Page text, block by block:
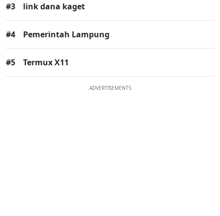
#3 link dana kaget
#4 Pemerintah Lampung
#5 Termux X11
ADVERTISEMENTS